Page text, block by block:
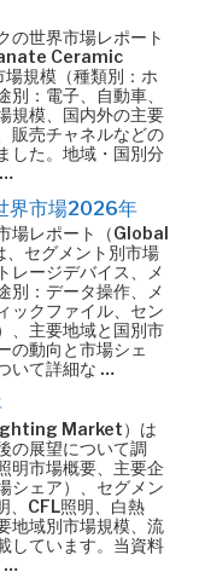
の世界市場レポート
Ceramic
規模（種類別：ホ
：電子、自動車、
規模、国内外の主要
販売チャネルなどの
した。地域・国別分
…
界市場2026年
場レポート（Global
セグメント別市場
レージデバイス、メ
別：データ操作、メ
ックファイル、セン
、主要地域と国別市
の動向と市場シェ
いて詳細な …
Market）は
の展望について調
明市場概要、主要企
シェア）、セグメン
、CFL照明、白熱
地域別市場規模、流
しています。当資料
…